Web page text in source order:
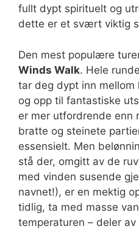
fullt dypt spirituelt og
dette er et svært viktig
Den mest populære
Winds Walk. Hele
tar deg dypt inn mellom
og opp til fantastiske
er mer utfordrende enn
bratte og steinete
essensielt. Men
stå der, omgitt av de
med vinden susende
navnet!), er en mektig
tidlig, ta med masse
temperaturen – deler